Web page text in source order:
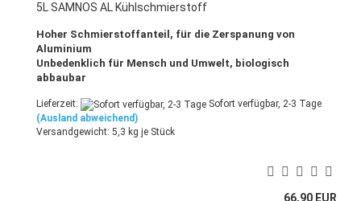
5L SAMNOS AL Kühlschmierstoff
Hoher Schmierstoffanteil, für die Zerspanung von
Aluminium
Unbedenklich für Mensch und Umwelt, biologisch
abbaubar
Lieferzeit:
Sofort verfügbar, 2-3 Tage
(Ausland abweichend)
Versandgewicht: 5,3 kg je Stück
66,90 EUR